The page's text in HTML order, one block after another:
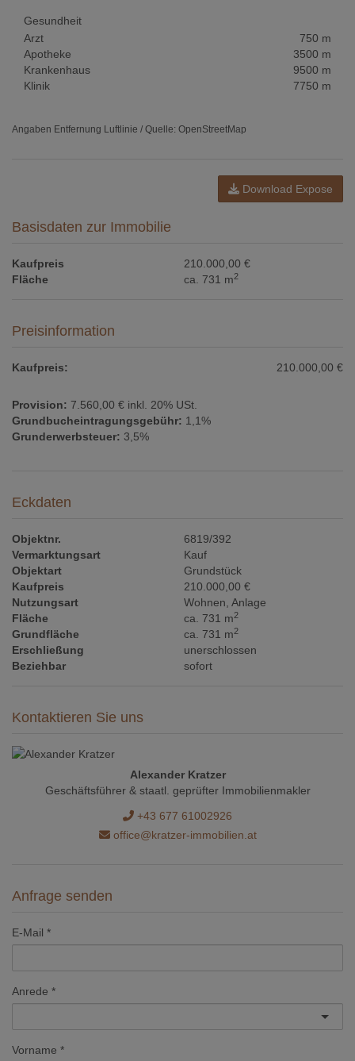
Gesundheit
Arzt
750 m
Apotheke
3500 m
Krankenhaus
9500 m
Klinik
7750 m
Angaben Entfernung Luftlinie / Quelle: OpenStreetMap
Download Expose
Basisdaten zur Immobilie
Kaufpreis
210.000,00 €
Fläche
ca. 731 m2
Preisinformation
Kaufpreis: 210.000,00 €
Provision: 7.560,00 € inkl. 20% USt.
Grundbucheintragungsgebühr: 1,1%
Grunderwerbsteuer: 3,5%
Eckdaten
Objektnr.
6819/392
Vermarktungsart
Kauf
Objektart
Grundstück
Kaufpreis
210.000,00 €
Nutzungsart
Wohnen Anlage
Fläche
ca. 731 m2
Grundfläche ca. 731 m2
Erschließung
unerschlossen
Beziehbar
sofort
Kontaktieren Sie uns
Alexander Kratzer
Geschäftsführer & staatl. geprüfter Immobilienmakler
+43 677 61002926
office@kratzer-immobilien.at
Anfrage senden
E-Mail
Anrede
Vorname